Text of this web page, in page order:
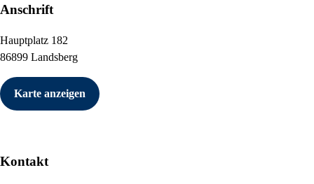
Anschrift
Hauptplatz 182
86899 Landsberg
Karte anzeigen
Kontakt